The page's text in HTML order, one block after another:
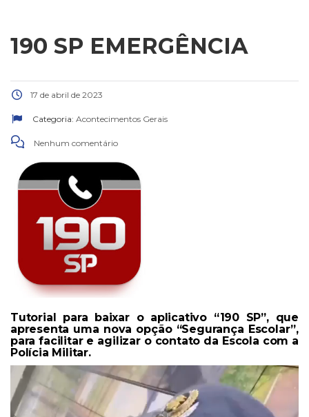
190 SP EMERGÊNCIA
17 de abril de 2023
Categoria: Acontecimentos Gerais
Nenhum comentário
Tutorial para baixar o aplicativo “190 SP”, que
apresenta uma nova opção “Segurança Escolar”,
para facilitar e agilizar o contato da Escola com a
Polícia Militar.
Tocador
de
vídeo